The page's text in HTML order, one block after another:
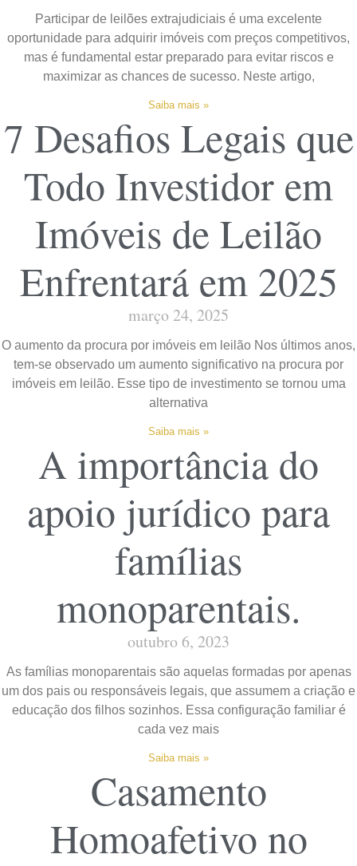
Participar de leilões extrajudiciais é uma excelente
oportunidade para adquirir imóveis com preços competitivos,
mas é fundamental estar preparado para evitar riscos e
maximizar as chances de sucesso. Neste artigo,
Saiba mais »
7 Desafios Legais que
Todo Investidor em
Imóveis de Leilão
Enfrentará em 2025
março 24, 2025
O aumento da procura por imóveis em leilão Nos últimos anos,
tem-se observado um aumento significativo na procura por
imóveis em leilão. Esse tipo de investimento se tornou uma
alternativa
Saiba mais »
A importância do
apoio jurídico para
famílias
monoparentais.
outubro 6, 2023
As famílias monoparentais são aquelas formadas por apenas
um dos pais ou responsáveis legais, que assumem a criação e
educação dos filhos sozinhos. Essa configuração familiar é
cada vez mais
Saiba mais »
Casamento
Homoafetivo no